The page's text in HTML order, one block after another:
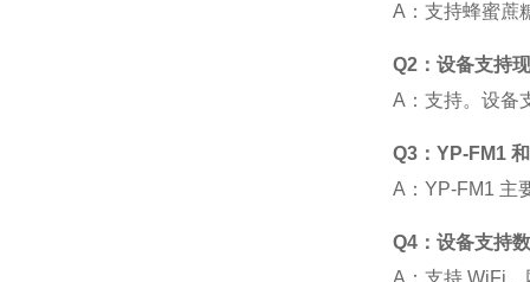
A ：支持蜂蜜
Q2：设备支持
A ：支持。设
Q3：YP-FM1
A ： YP-FM1 主
Q4：设备支持
A ：支持 WiFi